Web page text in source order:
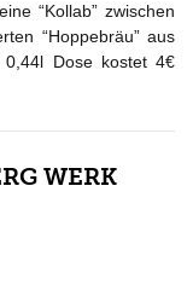
“Kollab” zwischen
“Hoppebräu” aus
0,44l Dose kostet 4€
WERK